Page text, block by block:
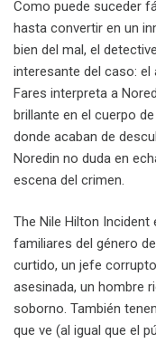
Como puede suceder
hasta convertir en un
bien del mal, el
interesante del caso:
Fares interpreta a
brillante en el cuerpo
donde acaban de
Noredin no duda en
escena del crimen.
The Nile Hilton
familiares del género
curtido, un jefe
asesinada, un hombre
soborno. También
que ve (al igual que el